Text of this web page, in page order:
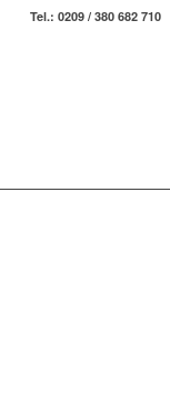
Tel.: 0209 / 380 682 710